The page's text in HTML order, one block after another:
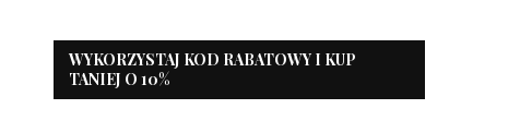
WYKORZYSTAJ KOD RABATOWY I KUP
TANIEJ O 10%